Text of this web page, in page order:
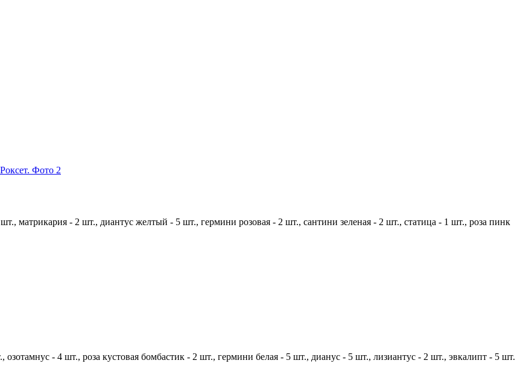
матрикария - 2 шт., диантус желтый - 5 шт., гермини розовая - 2 шт., сантини зеленая - 2 шт., статица - 1 шт., роза пинк
озотамнус - 4 шт., роза кустовая бомбастик - 2 шт., гермини белая - 5 шт., дианус - 5 шт., лизиантус - 2 шт., эвкалипт - 5 шт.